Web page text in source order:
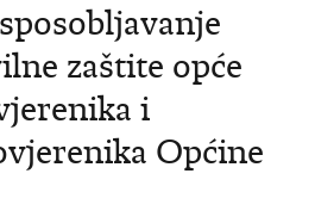
zaštite opće
i
Općine